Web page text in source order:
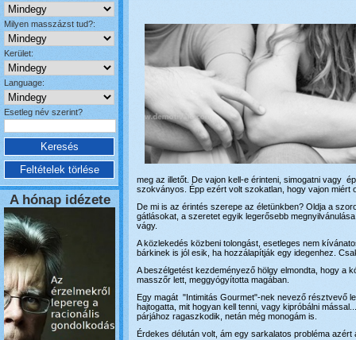
Milyen masszázst tud?:
Kerület:
Language:
Esetleg név szerint?
A hónap idézete
meg az illetőt. De vajon kell-e érinteni, simogatni vagy
szokványos. Épp ezért volt szokatlan, hogy vajon
De mi is az érintés szerepe az életünkben? Oldja a
gátlásokat, a szeretet egyik legerősebb
vágy.
A közlekedés közbeni tolongást, esetleges nem
bárkinek is jól esik, ha hozzálapítják egy idegenhez.
A beszélgetést kezdeményező hölgy elmondta, hogy a
masszőr lett, meggyógyította magában.
Egy magát "Intimitás Gourmet"-nek nevező résztvevő
hajtogatta, mit hogyan kell tenni, vagy kipróbálni
párjához ragaszkodik, netán még monogám is.
Érdekes délután volt, ám egy sarkalatos probléma azért